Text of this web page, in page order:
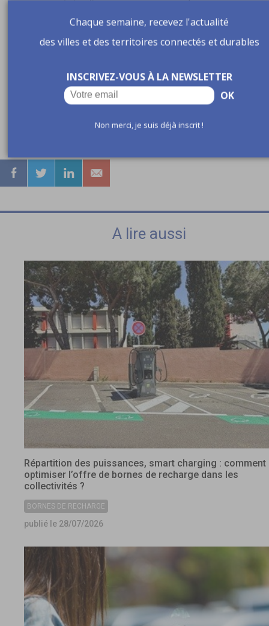
services de la ville pour que cette journée permette aux
citoyens de créer du lien avec la commune »,précise
Lauriane Chesneau, responsable d’espace de vie sociale.
la République des Cartes, avec l’espoir que ce ne soit que
première d’une longue série d’éditions. L’IGN, qui
accompagne les collectivités, annoncera au printemps
un nouveau projet de jumeau numérique territorial.
A lire aussi
Répartition des puissances, smart charging : comment
optimiser l’offre de bornes de recharge dans les
collectivités ?
BORNES DE RECHARGE
publié le 28/07/2026
Chaque semaine, recevez l'actualité
des villes et des territoires connectés et durables
INSCRIVEZ-VOUS À LA NEWSLETTER
OK
Non merci, je suis déjà inscrit !